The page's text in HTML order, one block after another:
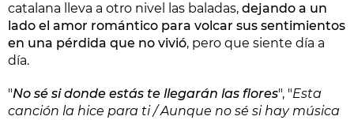
catalana lleva a otro nivel las baladas, dejando a un
lado el amor romántico para volcar sus sentimientos
en una pérdida que no vivió, pero que siente día a
día.
"No sé si donde estás te llegarán las flores", "Esta
canción la hice para ti / Aunque no sé si hay música